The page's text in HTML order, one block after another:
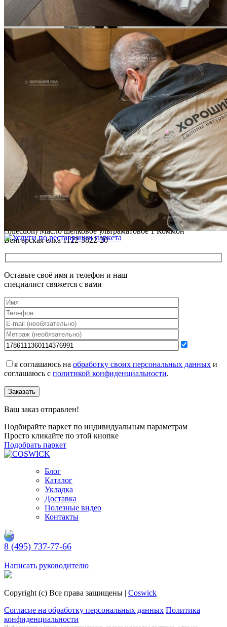
Интересные статьи о паркете Coswick
ВИДЕО-ИНСТРУКЦИЯ: Реставрация царапин. Полы,
покрытые маслом и твердым воском. Системы для локального
ремонта и восстановления
02.02.2026
ПОЛЫ, ПОКРЫТЫЕ МАСЛОМ. РЕСТАВРАЦИЯ
НЕБОЛЬШИХ ПОТЕРТОСТЕЙ
Читать полностью
12.01.2026
РЕСТАВРАЦИЯ НЕБОЛЬШИХ ВМЯТИН НА ПАРКЕТЕ.
ПОЛЫ, ПОКРЫТЫЕ МАСЛОМ И ТВЕРДЫМ ВОСКОМ
Читать полностью
12.01.2026
Все новости о Coswick
Паркет елка COSWICK Английская елка (90°) Дуб Альбатрос
рустикальный (Albatross Rustic) Белые ночи (White Breathe
collection) Масло шелковое ультраматовое 1 Коммон
Венгерская елка 1122-3822-20
Оставьте своё имя и телефон и наш
специалист свяжется с вами
я соглашаюсь на обработку своих персональных данных и
соглашаюсь с политикой конфиденциальности.
Заказать
Ваш заказ отправлен!
Подбирайте паркет по индивидуальным параметрам
Просто кликайте по этой кнопке
Подобрать паркет
Блог
Каталог
Укладка
Доставка
Полезные видео
Контакты
8 (495) 737-77-66
Написать руководителю
Copyright (c) Все права защищены | Coswick
Согласие на обработку персональных данных Политика
конфиденциальности